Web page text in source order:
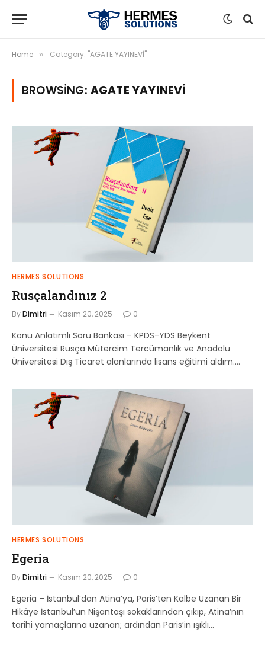
Home » Category: "AGATE YAYINEVİ"
BROWSING: AGATE YAYINEVİ
HERMES SOLUTIONS
Rusçalandınız 2
ByDimitri Kasım 20, 2025 0
Konu Anlatımlı Soru Bankası – KPDS-YDS Beykent
Üniversitesi Rusça Mütercim Tercümanlık ve Anadolu
Üniversitesi Dış Ticaret alanlarında lisans eğitimi aldım.…
HERMES SOLUTIONS
Egeria
ByDimitri Kasım 20, 2025 0
Egeria – İstanbul’dan Atina’ya, Paris’ten Kalbe Uzanan Bir
Hikâye İstanbul’un Nişantaşı sokaklarından çıkıp, Atina’nın
tarihi yamaçlarına uzanan; ardından Paris’in ışıklı…